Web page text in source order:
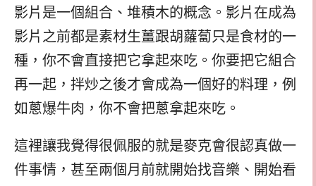
影片是一個組合、堆積木的概念。影片在成為
影片之前都是素材生薑跟胡蘿蔔只是食材的一
種，你不會直接把它拿起來吃。你要把它組合
再一起，拌炒之後才會成為一個好的料理，例
如蔥爆牛肉，你不會把蔥拿起來吃。
這裡讓我覺得很佩服的就是麥克會很認真做一
件事情，甚至兩個月前就開始找音樂、開始看